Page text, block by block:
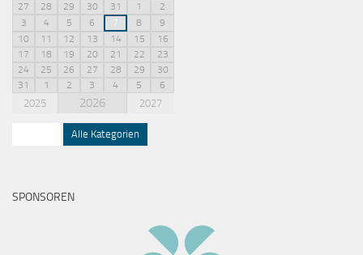
27
28 29 30 31 1
2
3
4 5 6 7 8
9
10
11 12 13 14 15
16
17
18 19 20 21 22
23
24
25 26 27 28 29
30
31
1 2 3 4 5 6
2025 2026 2027
Alle Kategorien
SPONSOREN